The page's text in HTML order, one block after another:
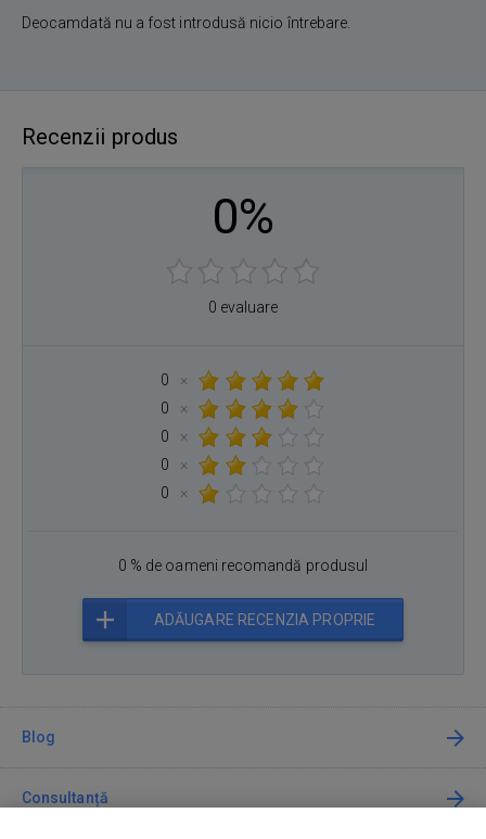
Deocamdată nu a fost introdusă nicio întrebare.
Recenzii produs
0%
0 evaluare
0
×
0
×
0
×
0
×
0
×
0 % de oameni recomandă produsul
ADĂUGARE RECENZIA PROPRIE
Blog
Consultanță